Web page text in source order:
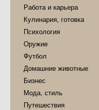
Работа и карьера
Кулинария, готовка
Психология
Оружие
Футбол
Домашние животные
Бизнес
Мода, стиль
Путешествия